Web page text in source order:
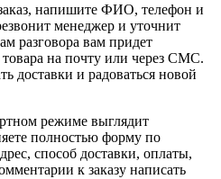
напишите ФИО, телефон и
менеджер и уточнит
разговора вам придет
на почту или через СМС.
доставки и радоваться новой
режиме выглядит
полностью форму по
способ доставки, оплаты,
к заказу написать